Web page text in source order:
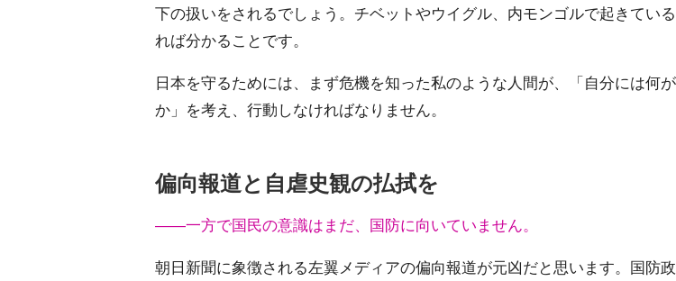
下の扱いをされるでしょう。チベットやウイグル、内モンゴルで起きてい
れば分かることです。
日本を守るためには、まず危機を知った私のような人間が、「自分には何
か」を考え、行動しなければなりません。
偏向報道と自虐史観の払拭を
――一方で国民の意識はまだ、国防に向いていません。
朝日新聞に象徴される左翼メディアの偏向報道が元凶だと思います。国防